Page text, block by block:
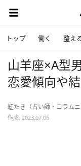
トップ 働く 整え
山羊座×A型
恋愛傾向や
紅たき（占い師・コラムニ
作成: 2023.07.06